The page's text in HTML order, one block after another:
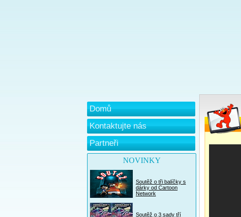
Domů
Kontaktujte nás
Partneři
NOVINKY
Soutěž o tři balíčky s
dárky od Cartoon
Network
Soutěž o 3 sady tří